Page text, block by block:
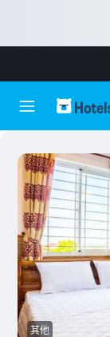
其他